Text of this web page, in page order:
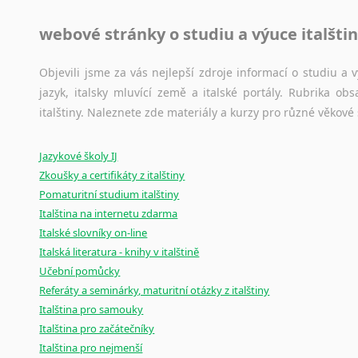
Jazykový korpus je elektronický soubor autentických
původního zdroje textu.
Ostatní pomůcky pro překladatele
poradny a pravidla
webové stránky o studiu a výuce
Objevili jsme za vás nejlepší zdroje informací o studiu a
jazyk, italsky mluvící země a italské portály. Rubrika
italštiny. Naleznete zde materiály a kurzy pro různé věkové
Jazykové školy IJ
Zkoušky a certifikáty z italštiny
Pomaturitní studium italštiny
Italština na internetu zdarma
Italské slovníky on-line
Italská literatura - knihy v italštině
Učební pomůcky
Referáty a seminárky, maturitní otázky z italštiny
Italština pro samouky
Italština pro začátečníky
Italština pro nejmenší